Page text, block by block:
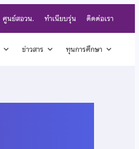
ศูนย์สอวน. ทำเนียบรุ่น ติดต่อเรา
ข่าวสาร ทุนการศึกษา